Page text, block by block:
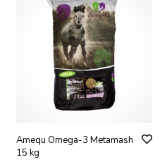
Amequ Omega-3 Metamash
15 kg